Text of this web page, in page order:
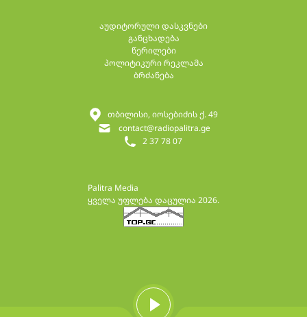
აუდიტორული დასკვნები
განცხადება
წერილები
პოლიტიკური რეკლამა
ბრძანება
Palitra Media
ყველა უფლება დაცულია 2026.
2 37 78 07
contact@radiopalitra.ge
თბილისი, იოსებიძის ქ. 49